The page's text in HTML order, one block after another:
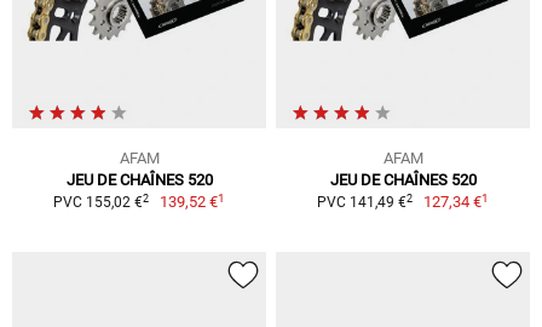
AFAM
JEU DE CHAÎNES 520
PVC 155,02 €2 139,52 €1
AFAM
JEU DE CHAÎNES 520
PVC 141,49 €2 127,34 €1